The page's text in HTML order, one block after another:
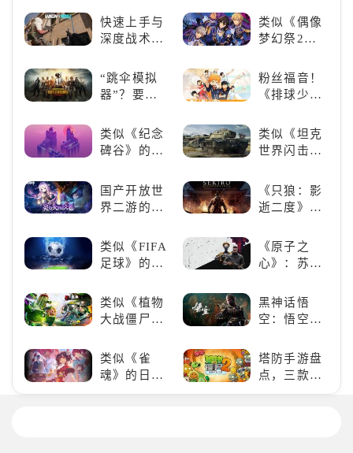
未来战场；
跑酷突袭，
荐！快来养
赛博宠物
快速上手与
深度战术兼
六号M》是
否值得入
类似《偶像
梦幻祭2》
游推荐：完
美还原偶像
像团
“跳伞模拟
器”？要
“刚”？
粉丝福音！
《排球少
HIGH!!》手
游还原经典
类似《纪念
碑谷》的解
荐：体验沉
浸式解谜，
拾取遗失的
类似《坦克
世界闪击
（WOTB）
的军事类游
戏推荐！快
爱的装备出
发吧！
国产开放世
界二游的里
神》
《只狼：影
逝二度》：
魄的忍者之
旅
类似《FIFA
足球》的足
荐！快来赢
得世界冠军
《原子之
心》：苏联
游戏盛宴与
瑕疵
类似《植物
大战僵尸》
游戏，休闲
娱乐尽在手
黑神话悟
空：悟空携
来，游戏界
的东方巨
类似《雀
魂》的日系
游戏推荐！
塔防手游盘
点，三款不
容错过的塔